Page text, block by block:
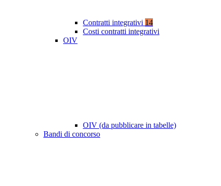
Contratti integrativi 14
Costi contratti integrativi
OIV
OIV (da pubblicare in tabelle)
Bandi di concorso